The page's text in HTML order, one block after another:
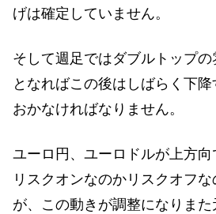
げは確定していません。
そして週足ではダブルトップの
となればこの後はしばらく下
おかなければなりません。
ユーロ円、ユーロドルが上方向
リスクオンなのかリスクオフ
が、この動きが調整になりま